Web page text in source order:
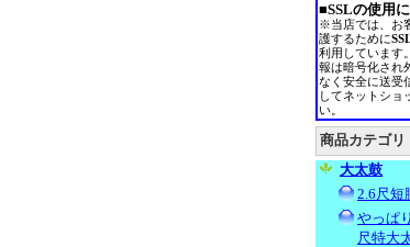
■SSLの使用
※当店では、お
護するために
利用しています
報は暗号化され
なく安全に送受
してネットショ
い。
商品カテゴリ
大太鼓
2.6尺短
やっぱ
尺特大